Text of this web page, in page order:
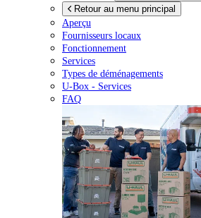
Retour au menu principal
Aperçu
Fournisseurs locaux
Fonctionnement
Services
Types de déménagements
U-Box - Services
FAQ